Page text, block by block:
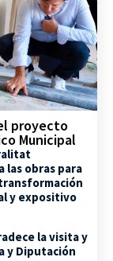
proyecto
Municipal
las obras para
y expositivo
la visita y
y Diputación